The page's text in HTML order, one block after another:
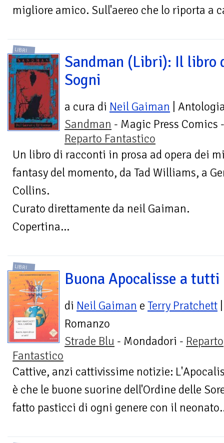
migliore amico. Sull'aereo che lo riporta a
LIBRI
Sandman (Libri): Il libro
Sogni
a cura di Neil Gaiman |
Sandman - Magic Press Comics -
Reparto Fantastico
Un libro di racconti in prosa ad opera dei
fantasy del momento, da Tad Williams, a
Collins.
Curato direttamente da neil Gaiman.
Copertina...
LIBRI
Buona Apocalisse a tutti
di Neil Gaiman e Terry Pratchett
Romanzo
Strade Blu - Mondadori - Reparto
Fantastico
Cattive, anzi cattivissime notizie:
è che le buone suorine dell'Ordine delle
fatto pasticci di ogni genere con il